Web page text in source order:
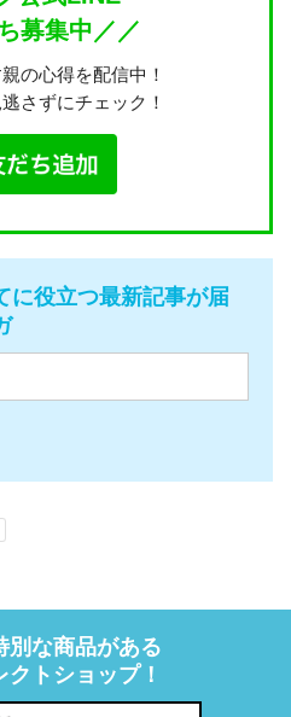
募集中／／
の心得を配信中！
さずにチェック！
に役立つ最新記事が届
別な商品がある
トショップ！